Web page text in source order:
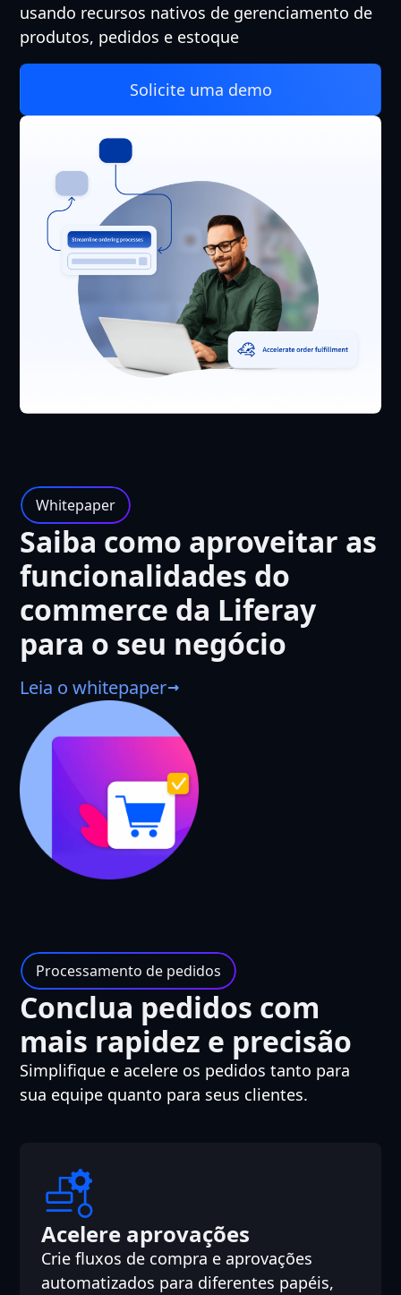
usando recursos nativos de gerenciamento de
produtos, pedidos e estoque
Solicite uma demo
Whitepaper
Saiba como aproveitar as
funcionalidades do
commerce da Liferay
para o seu negócio
Leia o whitepaper
Processamento de pedidos
Conclua pedidos com
mais rapidez e precisão
Simplifique e acelere os pedidos tanto para
sua equipe quanto para seus clientes.
Acelere aprovações
Crie fluxos de compra e aprovações
automatizados para diferentes papéis,